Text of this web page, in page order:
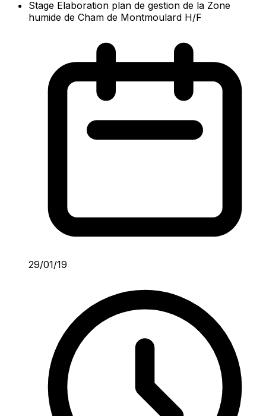
Stage Elaboration plan de gestion de la Zone
humide de Cham de Montmoulard H/F
29/01/19